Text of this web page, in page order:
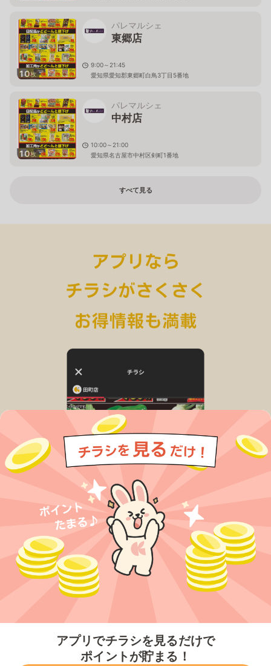
アプリでチラシを見るだけで
ポイントが貯まる！
10枚
パレマルシェ
東郷店
9:00～21:45
愛知県愛知郡東郷町白鳥3丁目5番地
10枚
パレマルシェ
中村店
10:00～21:00
愛知県名古屋市中村区剣町1番地
すべて見る